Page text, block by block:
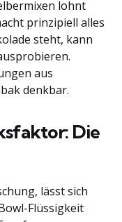
lohnt
prinzipiell alles
steht, kann
aus
denkbar.
Die
lässt sich
Flüssigkeit